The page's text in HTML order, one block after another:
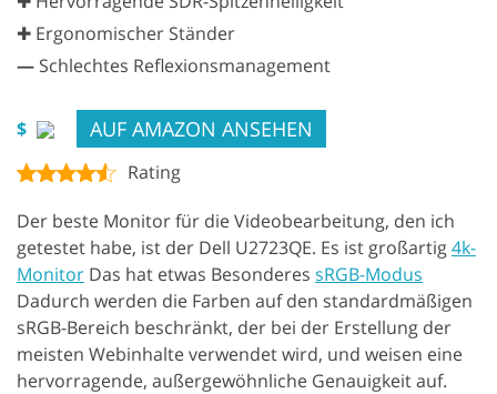
✚ Ergonomischer Ständer
— Schlechtes Reflexionsmanagement
$ AUF AMAZON ANSEHEN
Rating
Der beste Monitor für die Videobearbeitung, den ich
getestet habe, ist der Dell U2723QE. Es ist großartig4k-
Monitor Das hat etwas Besonderes sRGB-Modus
Dadurch werden die Farben auf den standardmäßigen
sRGB-Bereich beschränkt, der bei der Erstellung der
meisten Webinhalte verwendet wird, und weisen eine
hervorragende, außergewöhnliche Genauigkeit auf.